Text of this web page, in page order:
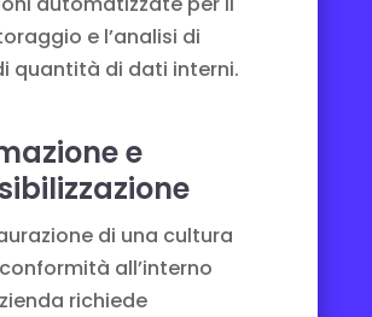
e l’analisi di
quantità di dati interni.
e
di una cultura
all’interno
richiede